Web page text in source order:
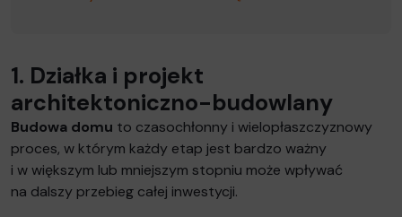
1. Działka i projekt
architektoniczno-budowlany
Budowa domu to czasochłonny i wielopłaszczyznowy
proces, w którym każdy etap jest bardzo ważny
i w większym lub mniejszym stopniu może wpływać
na dalszy przebieg całej inwestycji.